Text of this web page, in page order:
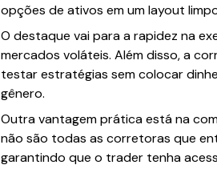
opções de ativos em um layout
O destaque vai para a rapidez na
mercados voláteis. Além disso, a
testar estratégias sem colocar
gênero.
Outra vantagem prática está na
não são todas as corretoras que
garantindo que o trader tenha